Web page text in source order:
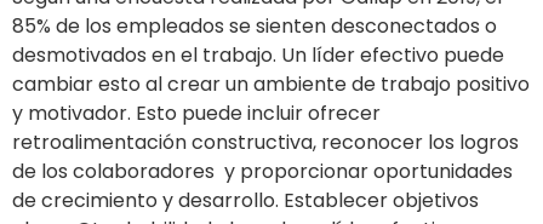
85% de los empleados se sienten desconectados o
desmotivados en el trabajo. Un líder efectivo puede
cambiar esto al crear un ambiente de trabajo positivo
y motivador. Esto puede incluir ofrecer
retroalimentación constructiva, reconocer los logros
de los colaboradores y proporcionar oportunidades
de crecimiento y desarrollo. Establecer objetivos